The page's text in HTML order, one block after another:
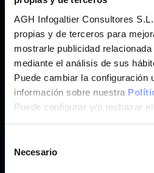
AGH Infogaltier Consultores
propias y de terceros para
mostrarle publicidad
mediante el análisis de sus
Puede cambiar la configuración
información sobre nuestra
Puede configurar y/o rechazar
Necesario
Hosting Wordpress y más de 200
Panel de ControlcPanel®
Weebly®
Posicionamiento SEO con
CORREO